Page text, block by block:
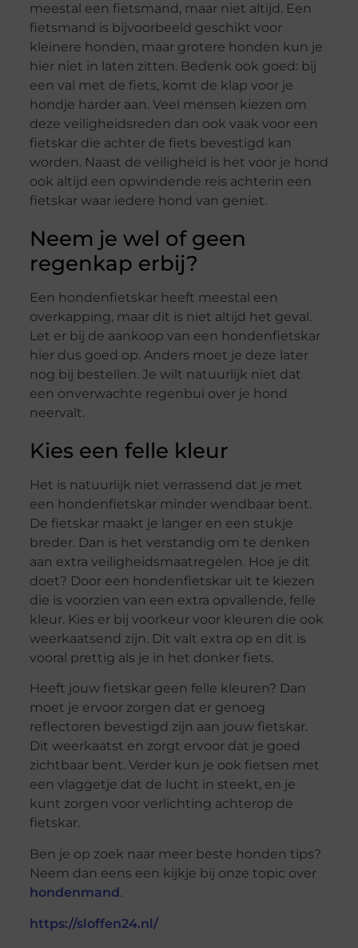
meestal een fietsmand, maar niet altijd. Een
fietsmand is bijvoorbeeld geschikt voor
kleinere honden, maar grotere honden kun je
hier niet in laten zitten. Bedenk ook goed: bij
een val met de fiets, komt de klap voor je
hondje harder aan. Veel mensen kiezen om
deze veiligheidsreden dan ook vaak voor een
fietskar die achter de fiets bevestigd kan
worden. Naast de veiligheid is het voor je hond
ook altijd een opwindende reis achterin een
fietskar waar iedere hond van geniet.
Neem je wel of geen
regenkap erbij?
Een hondenfietskar heeft meestal een
overkapping, maar dit is niet altijd het geval.
Let er bij de aankoop van een hondenfietskar
hier dus goed op. Anders moet je deze later
nog bij bestellen. Je wilt natuurlijk niet dat
een onverwachte regenbui over je hond
neervalt.
Kies een felle kleur
Het is natuurlijk niet verrassend dat je met
een hondenfietskar minder wendbaar bent.
De fietskar maakt je langer en een stukje
breder. Dan is het verstandig om te denken
aan extra veiligheidsmaatregelen. Hoe je dit
doet? Door een hondenfietskar uit te kiezen
die is voorzien van een extra opvallende, felle
kleur. Kies er bij voorkeur voor kleuren die ook
weerkaatsend zijn. Dit valt extra op en dit is
vooral prettig als je in het donker fiets.
Heeft jouw fietskar geen felle kleuren? Dan
moet je ervoor zorgen dat er genoeg
reflectoren bevestigd zijn aan jouw fietskar.
Dit weerkaatst en zorgt ervoor dat je goed
zichtbaar bent. Verder kun je ook fietsen met
een vlaggetje dat de lucht in steekt, en je
kunt zorgen voor verlichting achterop de
fietskar.
Ben je op zoek naar meer beste honden tips?
Neem dan eens een kijkje bij onze topic over
hondenmand.
https://sloffen24.nl/